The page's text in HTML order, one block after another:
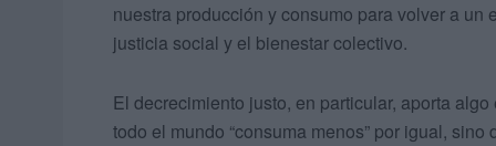
nuestra producción y consumo para volver a
justicia social y el bienestar colectivo.
El decrecimiento justo, en particular, aporta
todo el mundo “consuma menos” por igual,